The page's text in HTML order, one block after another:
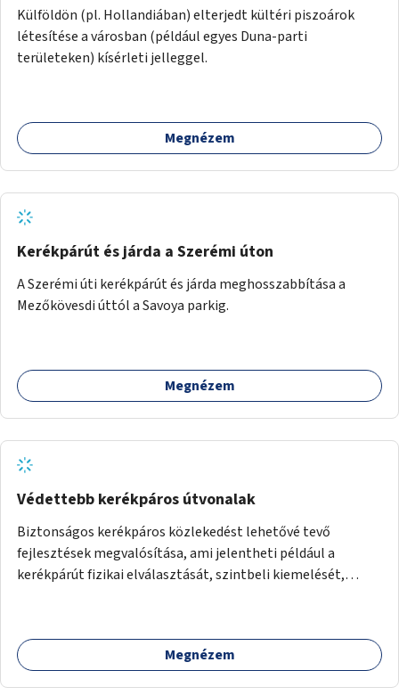
Külföldön (pl. Hollandiában) elterjedt kültéri piszoárok
létesítése a városban (például egyes Duna-parti
területeken) kísérleti jelleggel.
Megnézem
Kerékpárút és járda a Szerémi úton
A Szerémi úti kerékpárút és járda meghosszabbítása a
Mezőkövesdi úttól a Savoya parkig.
Megnézem
Védettebb kerékpáros útvonalak
Biztonságos kerékpáros közlekedést lehetővé tevő
fejlesztések megvalósítása, ami jelentheti például a
kerékpárút fizikai elválasztását, szintbeli kiemelését,
vagy akár egyes egyirányú utcák megnyitását
szembeforgalmú kerékpározásra.
Megnézem